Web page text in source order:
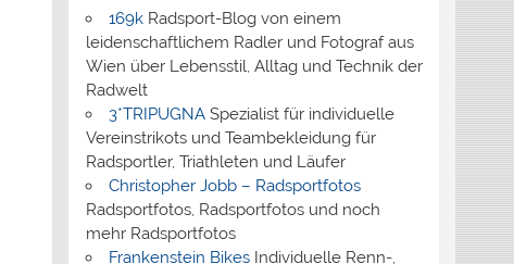
169kRadsport-Blog von einem
leidenschaftlichem Radler und Fotograf aus
Wien über Lebensstil, Alltag und Technik der
Radwelt
3*TRIPUGNASpezialist für individuelle
Vereinstrikots und Teambekleidung für
Radsportler, Triathleten und Läufer
Christopher Jobb – Radsportfotos
Radsportfotos, Radsportfotos und noch
mehr Radsportfotos
Frankenstein BikesIndividuelle Renn-,